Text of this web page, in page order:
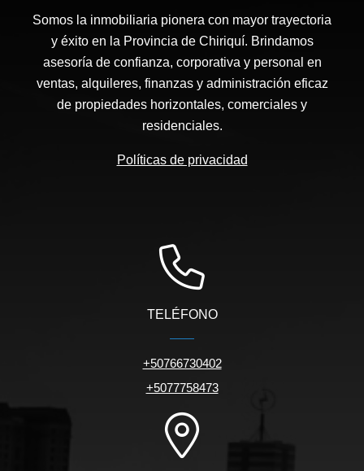
Somos la inmobiliaria pionera con mayor trayectoria
y éxito en la Provincia de Chiriquí. Brindamos
asesoría de confianza, corporativa y personal en
ventas, alquileres, finanzas y administración eficaz
de propiedades horizontales, comerciales y
residenciales.
Políticas de privacidad
TELÉFONO
+50766730402
+5077758473